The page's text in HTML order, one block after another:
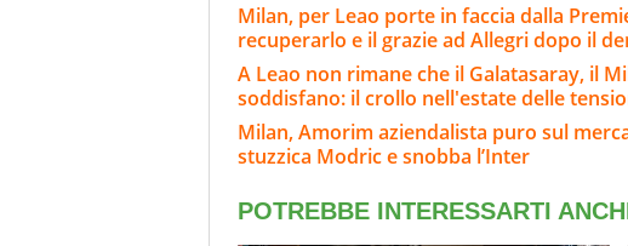
Milan, per Leao porte in faccia dalla
recuperarlo e il grazie ad Allegri dopo il
A Leao non rimane che il Galatasaray, il
soddisfano: il crollo nell'estate delle
Milan, Amorim aziendalista puro sul
stuzzica Modric e snobba l’Inter